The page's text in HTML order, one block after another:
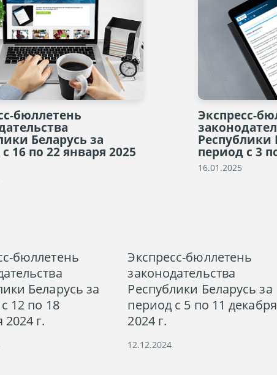
бюллетень
Беларусь за
16 по 22 января 2025
Экспресс-
Республики
период с 3
16.01.2025
бюллетень
Беларусь за
12 по 18
2024 г.
Экспресс-бюллетень
законодательства
Республики Беларусь за
период с 5 по 11 декабря
2024 г.
12.12.2024